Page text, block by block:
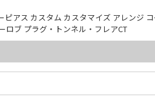
アス カスタム カスタマイズ アレンジ
ロブ プラグ・トンネル・フレアCT